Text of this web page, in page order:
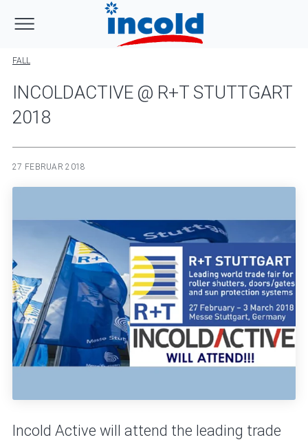
FALL
INCOLDACTIVE @ R+T STUTTGART
2018
27 FEBRUAR 2018
Incold Active will attend the leading trade